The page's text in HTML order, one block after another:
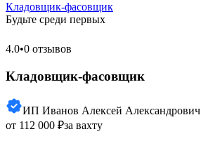
Кладовщик-фасовщик
Будьте среди первых
4.0•0 отзывов
Кладовщик-фасовщик
ИП Иванов Алексей Александрович
от 112 000 ₽за вахту